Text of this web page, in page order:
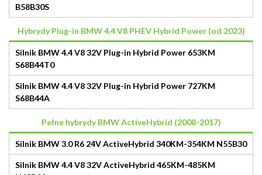
B58B30S
Hybrydy Plug-in BMW 4.4 V8 PHEV Hybrid Power (od 2023)
Silnik BMW 4.4 V8 32V Plug-in Hybrid Power 653KM
S68B44T0
Silnik BMW 4.4 V8 32V Plug-in Hybrid Power 727KM
S68B44A
Pełne hybrydy BMW ActiveHybrid (2008-2017)
Silnik BMW 3.0 R6 24V ActiveHybrid 340KM-354KM N55B30
Silnik BMW 4.4 V8 32V ActiveHybrid 465KM-485KM